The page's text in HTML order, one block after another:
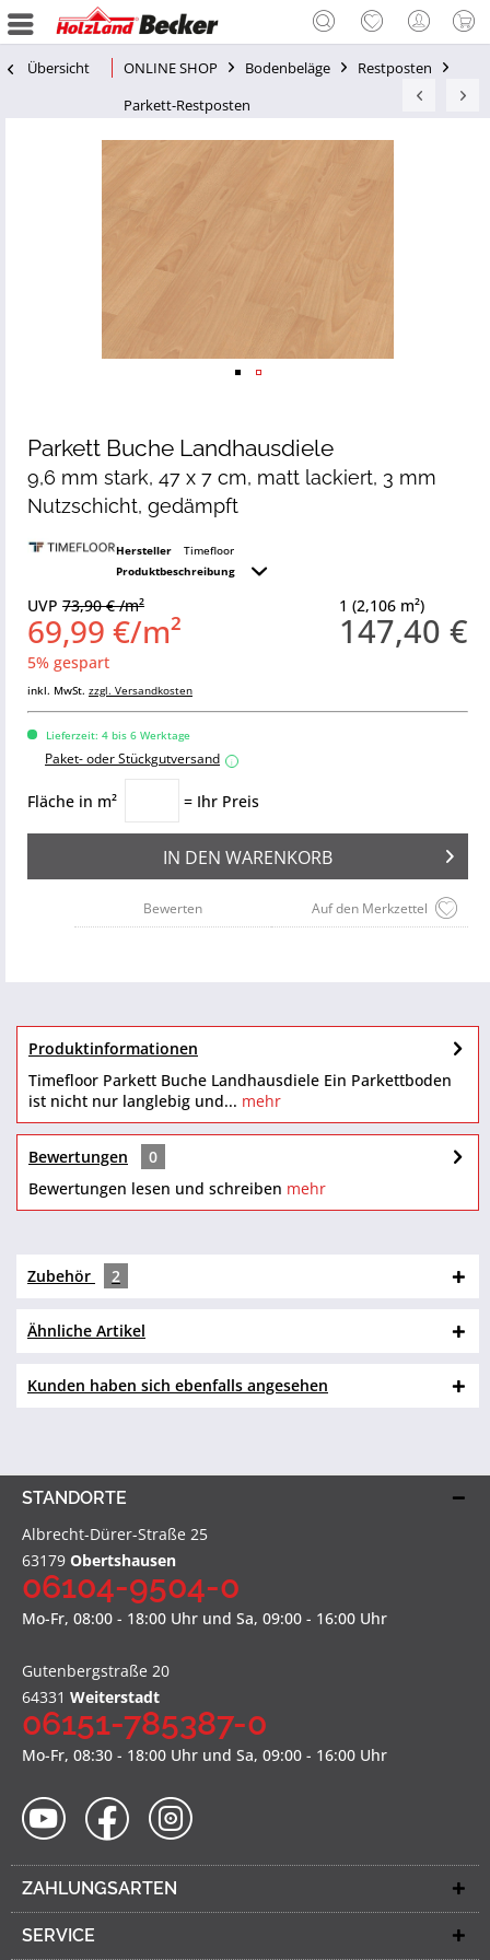
Übersicht ONLINE SHOP Bodenbeläge
Restposten
Parkett-Restposten
Parkett Buche Landhausdiele
9,6 mm stark, 47 x 7 cm, matt lackiert, 3 mm
Nutzschicht, gedämpft
Hersteller
Timefloor
Produktbeschreibung
1 (2,106 m²)
147,40 €
UVP 73,90 € /m²
69,99 €/m²
5% gespart
inkl. MwSt. zzgl. Versandkosten
Lieferzeit: 4 bis 6 Werktage
Paket- oder Stückgutversand i
Fläche in m² = Ihr Preis
IN DEN WARENKORB
Auf den Merkzettel
Bewerten
Produktinformationen
Timefloor Parkett Buche Landhausdiele Ein Parkettboden
ist nicht nur langlebig und... mehr
Bewertungen
0
Bewertungen lesen und schreiben mehr
Zubehör 2
Ähnliche Artikel
Kunden haben sich ebenfalls angesehen
STANDORTE
Albrecht-Dürer-Straße 25
63179 Obertshausen
06104-9504-0
Mo-Fr, 08:00 - 18:00 Uhr und Sa, 09:00 - 16:00 Uhr
Gutenbergstraße 20
64331 Weiterstadt
06151-785387-0
Mo-Fr, 08:30 - 18:00 Uhr und Sa, 09:00 - 16:00 Uhr
ZAHLUNGSARTEN
SERVICE